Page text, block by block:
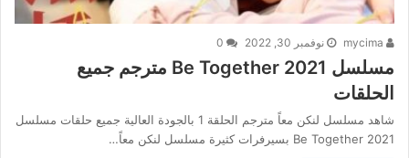
نوفمبر 30, 2022
مسلسل Be Together 2021 مترجم جميع
الحلقات
شاهد مسلسل لنكن معاً مترجم الحلقة 1 بالجودة العالية جميع حلقات مسلسل
Be Together 2021 بسيرفرات كثيرة مسلسل لنكن معاً…